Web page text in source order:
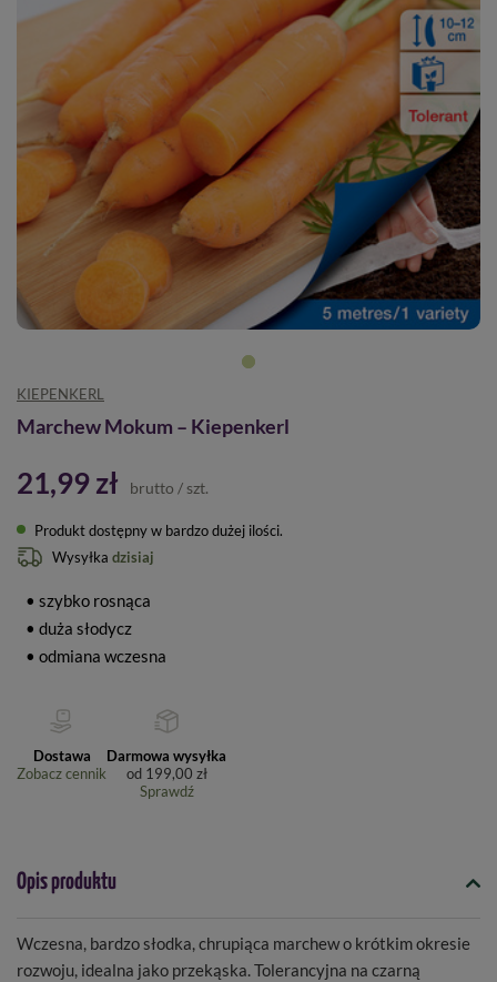
KIEPENKERL
Marchew Mokum – Kiepenkerl
21,99 zł brutto / szt.
Produkt dostępny w bardzo dużej ilości
Wysyłka dzisiaj
• szybko rosnąca
• duża słodycz
• odmiana wczesna
Dostawa
Zobacz cennik
Darmowa wysyłka
od 199,00 zł
Sprawdź
Opis produktu
Wczesna, bardzo słodka, chrupiąca marchew o krótkim okresie
rozwoju, idealna jako przekąska. Tolerancyjna na czarną